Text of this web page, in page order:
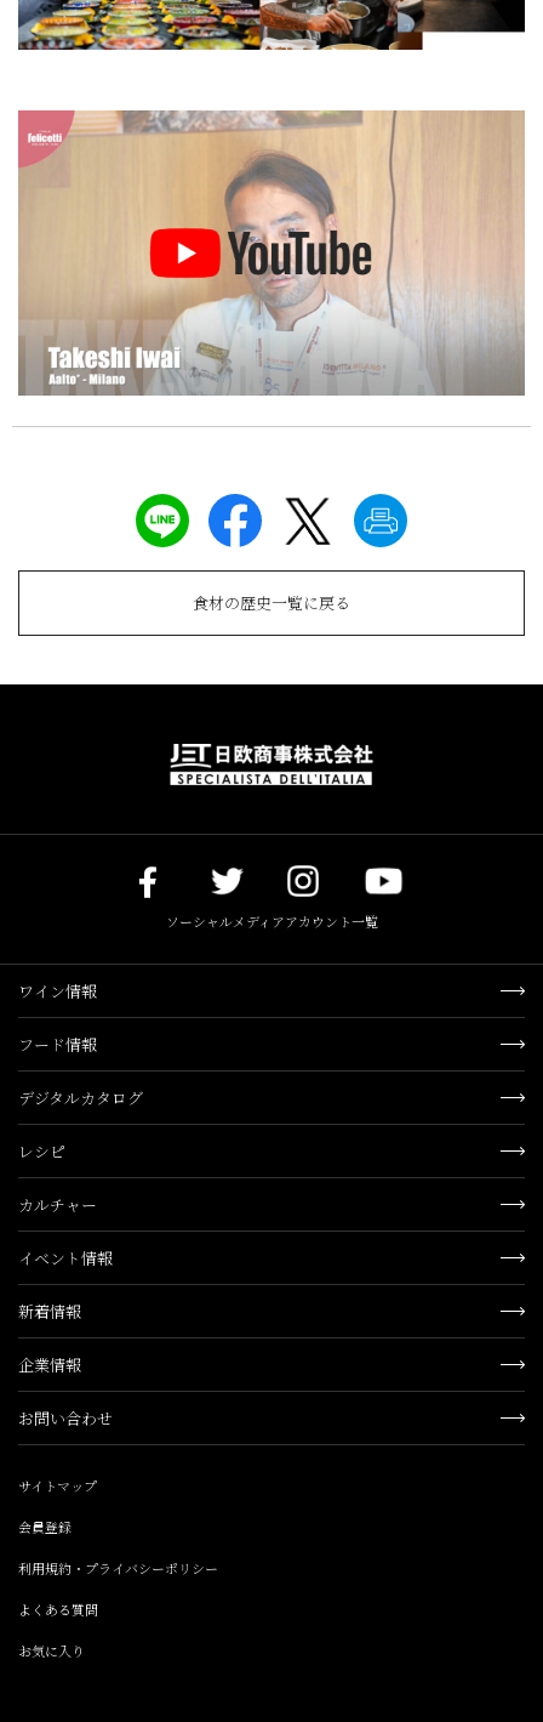
食材の歴史一覧に戻る
ソーシャルメディアアカウント一覧
ワイン情報
フード情報
デジタルカタログ
レシピ
カルチャー
イベント情報
新着情報
企業情報
お問い合わせ
サイトマップ
会員登録
利用規約・プライバシーポリシー
よくある質問
お気に入り